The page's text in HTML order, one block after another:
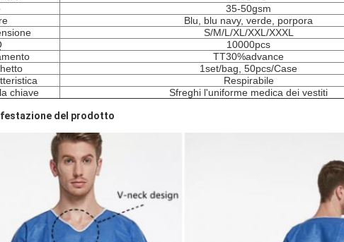
35-50gsm
Blu, blu navy, verde, porpora
S/M/L/XL/XXL/XXXL
10000pcs
TT30%advance
1set/bag, 50pcs/Case
Respirabile
chiave
Sfreghi l'uniforme medica dei vestiti
del prodotto